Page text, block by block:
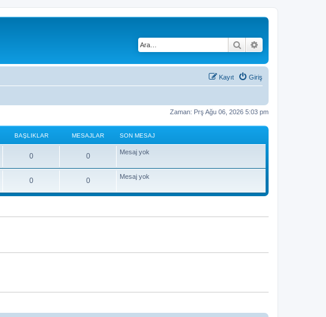
Ara
Giriş
Kayıt
Zaman: Prş Ağu 06, 2026 5:03 pm
BAŞLIKLAR MESAJLAR SON MESAJ
0 0 Mesaj yok
0 0 Mesaj yok